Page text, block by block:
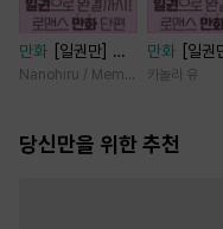
만화
[일권만] 웃
지 않는 약혼자님
습니다 [단행본]
Nanohiru / Memeko
만화
[일권
을 뻔한 늑
카놀라 유
당신만을 위한 추천